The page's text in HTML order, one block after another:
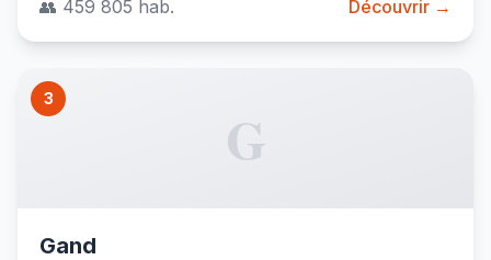
👥 459 805 hab. Découvrir →
3
G
Gand